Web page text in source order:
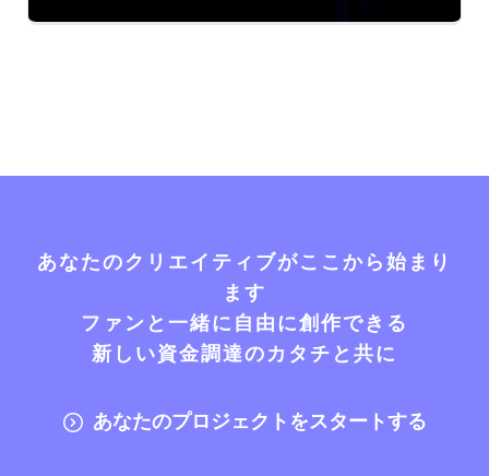
あなたのクリエイティブがここから始まり
ます
ファンと一緒に自由に創作できる
新しい資金調達のカタチと共に
あなたのプロジェクトをスタートする